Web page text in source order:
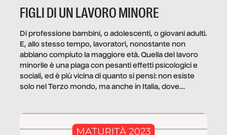
FIGLI DI UN LAVORO MINORE
Di professione bambini, o adolescenti, o giovani adulti.
E, allo stesso tempo, lavoratori, nonostante non
abbiano compiuto la maggiore età. Quella del lavoro
minorile è una piaga con pesanti effetti psicologici e
sociali, ed è più vicina di quanto si pensi: non esiste
solo nel Terzo mondo, ma anche in Italia, dove